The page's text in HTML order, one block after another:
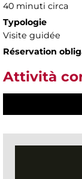
40 minuti circa
Typologie
Visite guidée
Réservation
Attività